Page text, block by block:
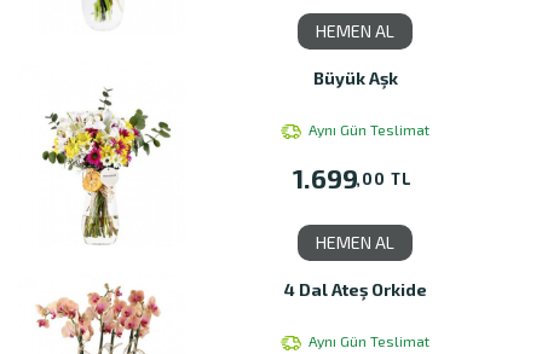
HEMEN AL
Büyük Aşk
Aynı Gün Teslimat
1.699,00 TL
HEMEN AL
4 Dal Ateş Orkide
Aynı Gün Teslimat